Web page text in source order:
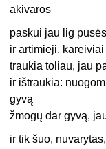
akivaros
paskui jau lig
ir artimieji, kareiviai
traukia toliau, jau
ir ištraukia:
gyvą
žmogų dar gyvą,
ir tik šuo,